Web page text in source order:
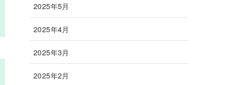
2025年5月
2025年4月
2025年3月
2025年2月